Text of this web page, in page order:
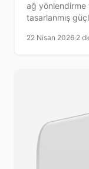
ağ yönlendirme
tasarlanmış
22 Nisan 2026·2